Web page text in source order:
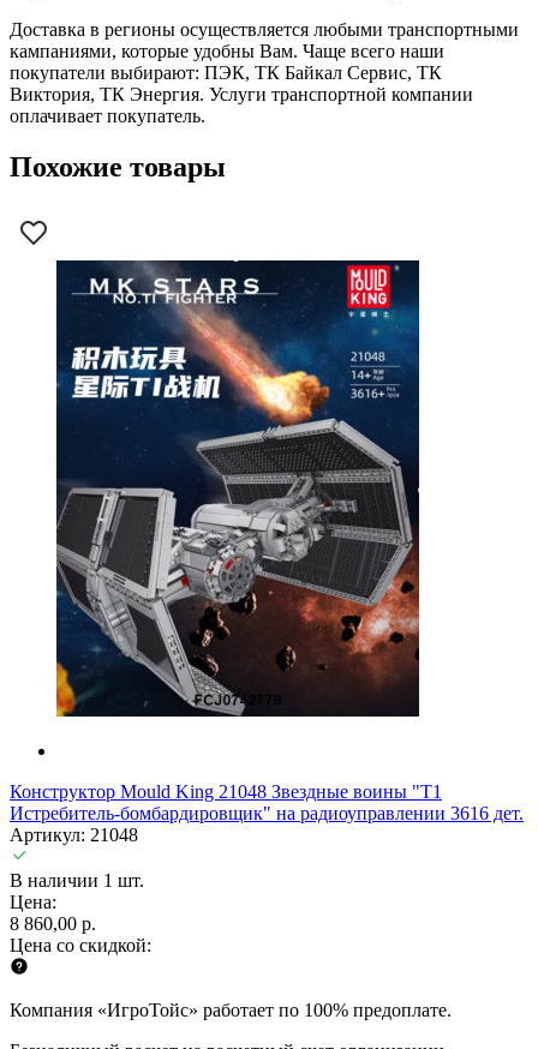
Доставка в регионы осуществляется любыми транспортными
кампаниями, которые удобны Вам. Чаще всего наши
покупатели выбирают: ПЭК, ТК Байкал Сервис, ТК
Виктория, ТК Энергия. Услуги транспортной компании
оплачивает покупатель.
Похожие товары
Конструктор Mould King 21048 Звездные воины "Т1
Истребитель-бомбардировщик" на радиоуправлении 3616 дет.
Артикул: 21048
В наличии 1 шт.
Цена:
8 860,00 р.
Цена со скидкой:
Компания «ИгроТойс» работает по 100% предоплате.